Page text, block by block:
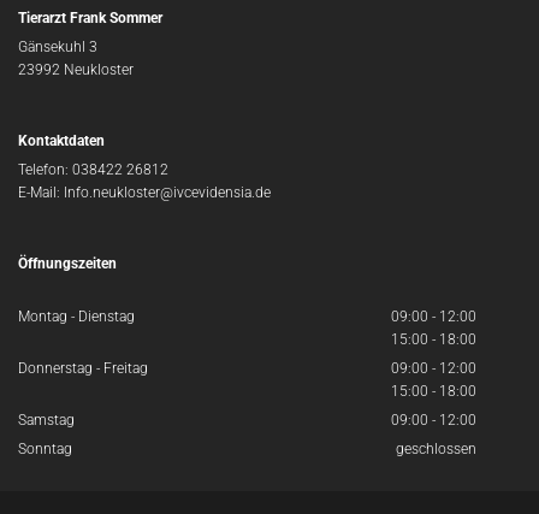
Tierarzt Frank Sommer
Gänsekuhl 3
23992 Neukloster
Kontaktdaten
Telefon: 038422 26812
E-Mail: Info.neukloster@ivcevidensia.de
Öffnungszeiten
Montag - Dienstag
09:00 - 12:00
15:00 - 18:00
Donnerstag - Freitag
09:00 - 12:00
15:00 - 18:00
Samstag
09:00 - 12:00
Sonntag
geschlossen